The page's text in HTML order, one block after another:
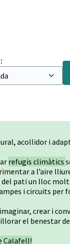
acollidor i
refugis climàtics
a l’aire
pati un lloc
i circuits per
crear i
el benestar
Calafell!